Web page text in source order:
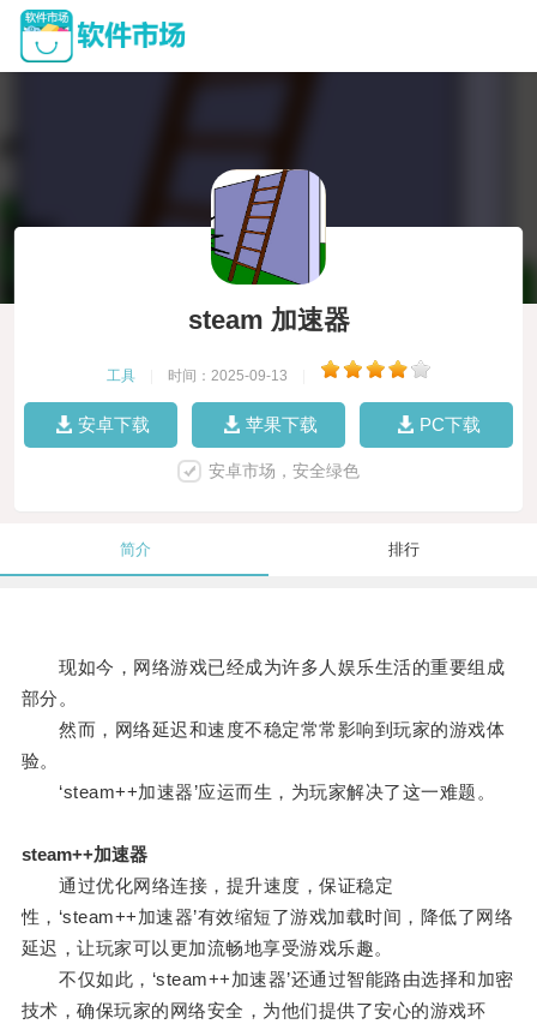
steam 加速器
工具 时间：2025-09-13
安卓下载 苹果下载 PC下载
安卓市场，安全绿色
简介 排行
现如今，网络游戏已经成为许多人娱乐生活的重要组成
部分。
然而，网络延迟和速度不稳定常常影响到玩家的游戏体
验。
‘steam++加速器’应运而生，为玩家解决了这一难题。
steam++加速器
通过优化网络连接，提升速度，保证稳定
性，‘steam++加速器’有效缩短了游戏加载时间，降低了网络
延迟，让玩家可以更加流畅地享受游戏乐趣。
不仅如此，‘steam++加速器’还通过智能路由选择和加密
技术，确保玩家的网络安全，为他们提供了安心的游戏环